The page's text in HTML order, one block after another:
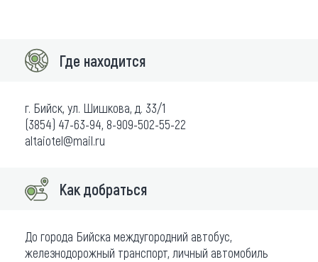
Где находится
г. Бийск, ул. Шишкова, д. 33/1
(3854) 47-63-94, 8-909-502-55-22
altaiotel@mail.ru
Как добраться
До города Бийска междугородний автобус,
железнодорожный транспорт, личный автомобиль